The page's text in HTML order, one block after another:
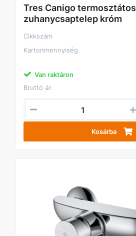
Tres Canigo termosztátos
zuhanycsaptelep króm
Cikkszám
Kartonmennyiség
Van raktáron
Bruttó ár:
Kosárba